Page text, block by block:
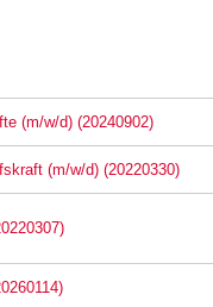
(m/w/d) (20240902)
(m/w/d) (20220330)